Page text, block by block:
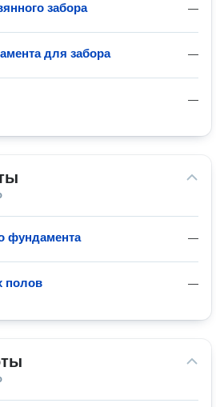
—
забора
—
для забора
—
—
фундамента
—
полов